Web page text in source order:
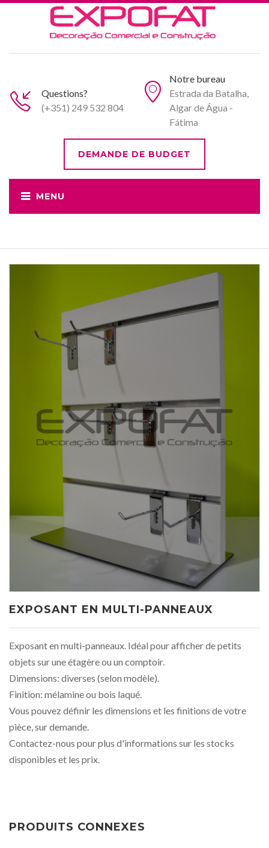
Questions?
(+351) 249 532 804
Notre bureau
Estrada da Batalha,
Algar de Água -
Fátima
DEMANDE DE BUDGET
EXPOSANT EN MULTI-PANNEAUX
Exposant en multi-panneaux. Idéal pour afficher de petits
objets sur une étagère ou un comptoir.
Dimensions: diverses (selon modèle).
Finition: mélamine ou bois laqué.
Vous pouvez définir les dimensions et les finitions de votre
pièce, sur demande.
Contactez-nous pour plus d'informations sur les stocks
disponibles et les prix.
PRODUITS CONNEXES